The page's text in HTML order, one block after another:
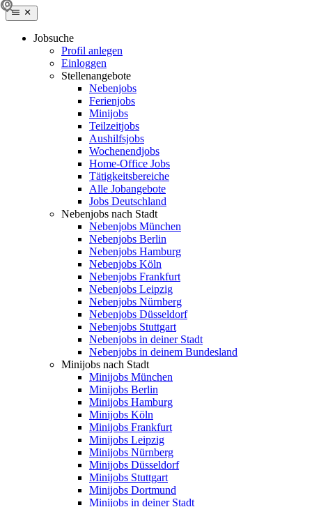
Jobsuche
Profil anlegen
Einloggen
Stellenangebote
Nebenjobs
Ferienjobs
Minijobs
Teilzeitjobs
Aushilfsjobs
Wochenendjobs
Home-Office Jobs
Tätigkeitsbereiche
Alle Jobangebote
Jobs Deutschland
Nebenjobs nach Stadt
Nebenjobs München
Nebenjobs Berlin
Nebenjobs Hamburg
Nebenjobs Köln
Nebenjobs Frankfurt
Nebenjobs Leipzig
Nebenjobs Nürnberg
Nebenjobs Düsseldorf
Nebenjobs Stuttgart
Nebenjobs in deiner Stadt
Nebenjobs in deinem Bundesland
Minijobs nach Stadt
Minijobs München
Minijobs Berlin
Minijobs Hamburg
Minijobs Köln
Minijobs Frankfurt
Minijobs Leipzig
Minijobs Nürnberg
Minijobs Düsseldorf
Minijobs Stuttgart
Minijobs Dortmund
Minijobs in deiner Stadt